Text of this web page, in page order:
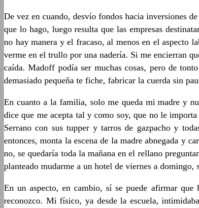
De vez en cuando, desvío fondos hacia inversiones
que lo hago, luego resulta que las empresas
no hay manera y el fracaso, al menos en el aspecto
verme en el trullo por una nadería. Si me encierran
caída. Madoff podía ser muchas cosas, pero de
demasiado pequeña te fiche, fabricar la cuerda sin
En cuanto a la familia, solo me queda mi madre y
dice que me acepta tal y como soy, que no le
Serrano con sus tupper y tarros de gazpacho y
entonces, monta la escena de la madre abnegada y
no, se quedaría toda la mañana en el rellano
planteado mudarme a un hotel de viernes a
En un aspecto, en cambio, sí se puede afirmar
reconozco. Mi físico, ya desde la escuela,